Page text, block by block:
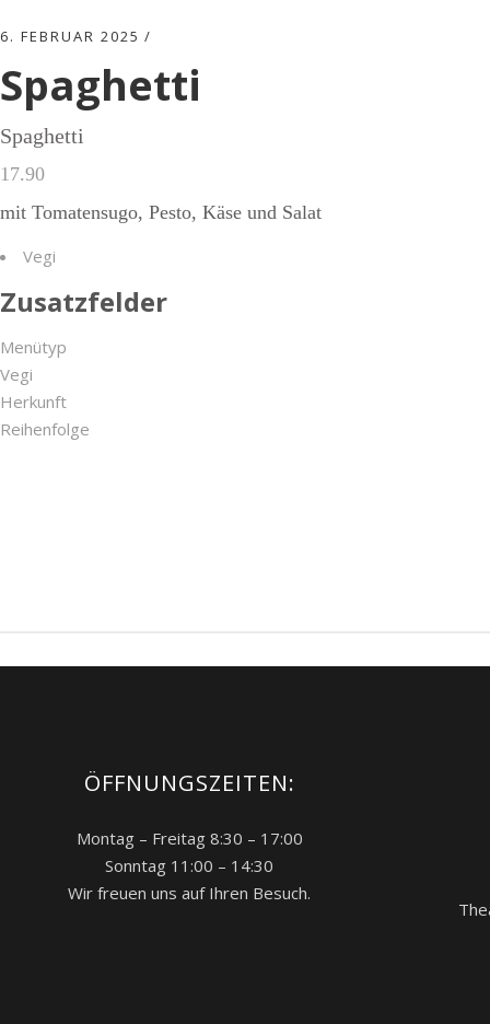
6. FEBRUAR 2025
Spaghetti
Spaghetti
17.90
mit Tomatensugo, Pesto, Käse und Salat
Vegi
Zusatzfelder
Menütyp
Vegi
Herkunft
Reihenfolge
ÖFFNUNGSZEITEN:
Montag – Freitag 8:30 – 17:00
Sonntag 11:00 – 14:30
Wir freuen uns auf Ihren Besuch.